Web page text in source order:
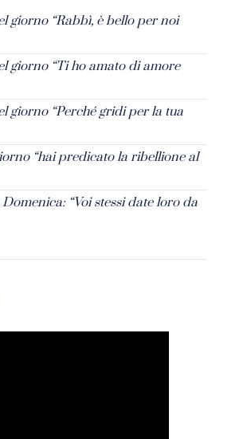
giorno “Rabbì, è bello per noi
giorno “Ti ho amato di amore
giorno “Perché gridi per la tua
“hai predicato la ribellione al
“Voi stessi date loro da